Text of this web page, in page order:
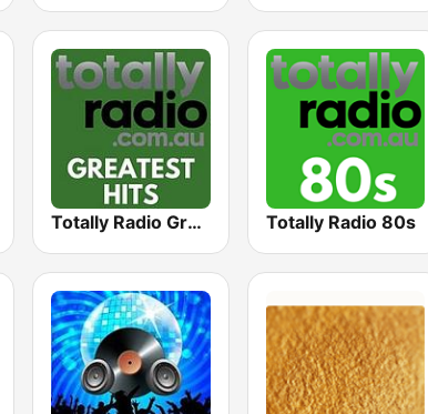
Totally Radio Greatest Hits Totally Radio 80s